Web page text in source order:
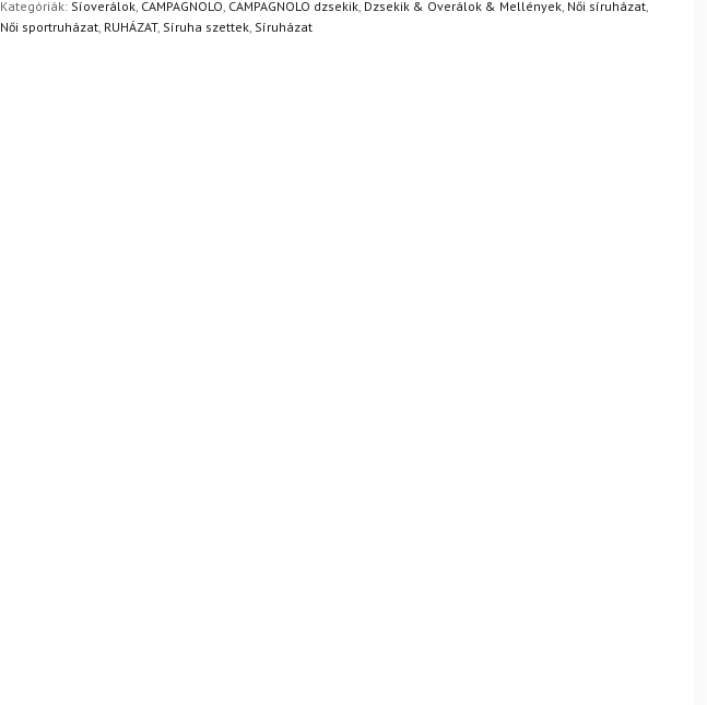
Kategóriák: Síoverálok, CAMPAGNOLO CAMPAGNOLO dzsekik, Dzsekik & Overálok & Mellények, Női síruházat,
Női sportruházat, RUHÁZAT, Síruha szettek, Síruházat